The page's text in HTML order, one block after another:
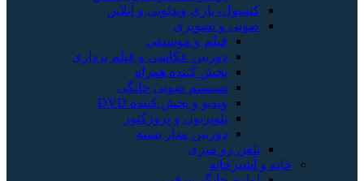
کنسول، بازی‌ ویدئویی و آنلاین
صوتی و تصویری
فیلم و موسیقی
دوربین عکاسی و فیلم برداری
پخش کننده همراه
سیستم صوتی خانگی
ویدیو و پخش کننده DVD
تلویزیون و پروژکتور
دوربین مدار بسته
تلفن رو میزی
خانه و آشپزخانه